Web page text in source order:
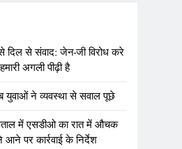
दिल से संवाद: जेन-जी विरोध करे
अगली पीढ़ी है
युवाओं ने व्यवस्था से सवाल पूछे
में एसडीओ का रात में औचक
आने पर कार्रवाई के निर्देश